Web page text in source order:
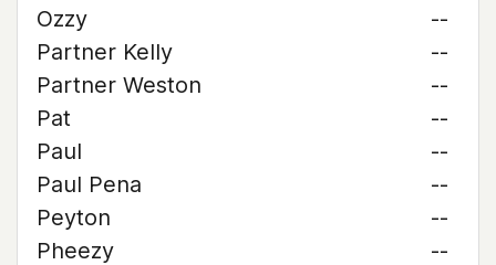
Ozzy
--
Partner Kelly
--
Partner Weston
--
Pat
--
Paul
--
Paul Pena
--
Peyton
--
Pheezy
--